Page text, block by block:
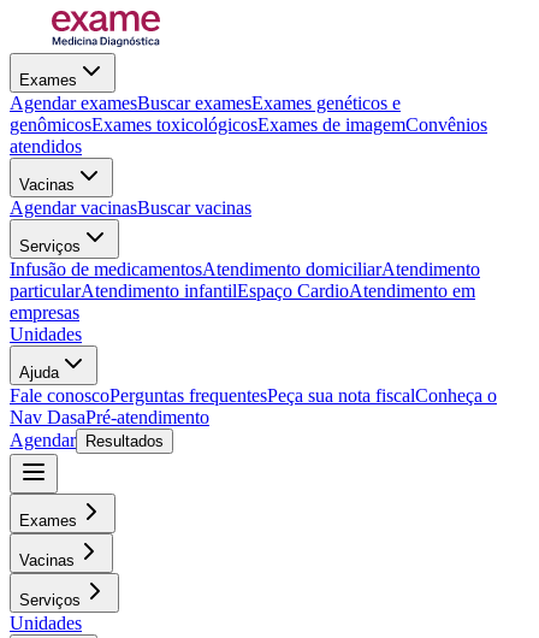
Exames
Agendar examesBuscar examesExames genéticos e
genômicosExames toxicológicosExames de imagemConvênios
atendidos
Vacinas
Agendar vacinasBuscar vacinas
Serviços
Infusão de medicamentosAtendimento domiciliarAtendimento
particularAtendimento infantilEspaço CardioAtendimento em
empresas
Unidades
Ajuda
Fale conoscoPerguntas frequentesPeça sua nota fiscalConheça o
Nav DasaPré-atendimento
Agendar
Resultados
Exames
Vacinas
Serviços
Unidades